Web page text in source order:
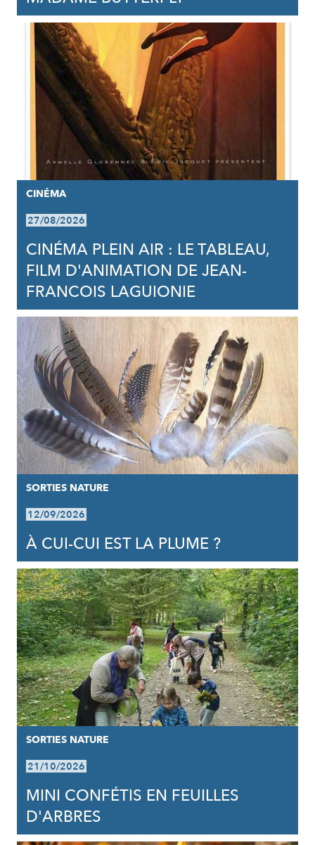
CINÉMA
27/08/2026
CINÉMA PLEIN AIR : LE TABLEAU,
FILM D'ANIMATION DE JEAN-
FRANCOIS LAGUIONIE
SORTIES NATURE
12/09/2026
À CUI-CUI EST LA PLUME ?
SORTIES NATURE
21/10/2026
MINI CONFÉTIS EN FEUILLES
D'ARBRES